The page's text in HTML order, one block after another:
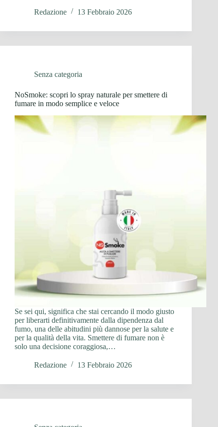
Redazione 13 Febbraio 2026
Senza categoria
NoSmoke: scopri lo spray naturale per smettere di
fumare in modo semplice e veloce
Se sei qui, significa che stai cercando il modo giusto
per liberarti definitivamente dalla dipendenza dal
fumo, una delle abitudini più dannose per la salute e
per la qualità della vita. Smettere di fumare non è
solo una decisione coraggiosa,…
Redazione 13 Febbraio 2026